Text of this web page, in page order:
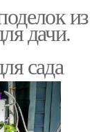
из
дачи.
сада